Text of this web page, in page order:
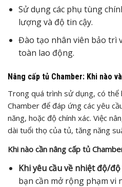
Sử dụng các phụ tùng
lượng và độ tin cậy.
Đào tạo nhân viên bảo trì
toàn lao động.
Nâng cấp tủ Chamber: Khi nào
Trong quá trình sử dụng, có thể
Chamber để đáp ứng các yêu
năng, hoặc độ chính xác. Việc
dài tuổi thọ của tủ, tăng năng
Khi nào cần nâng cấp tủ
Khi yêu cầu về nhiệt độ/
bạn cần mở rộng phạm vi